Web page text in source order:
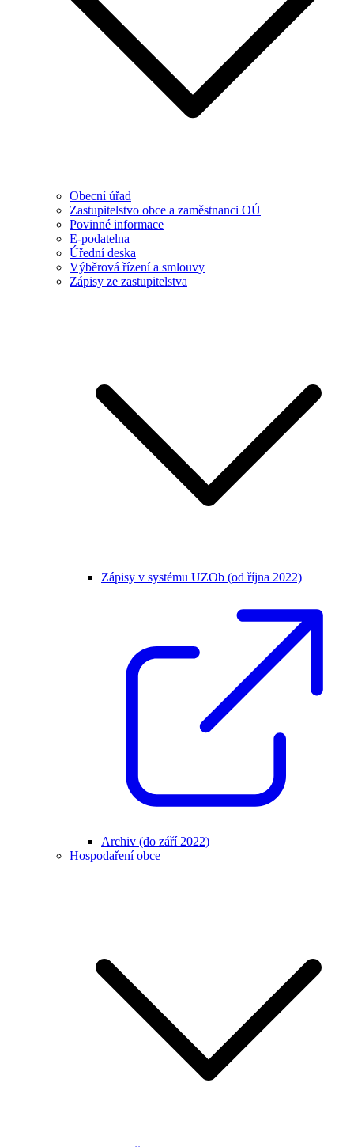
Obecní úřad
Zastupitelstvo obce a zaměstnanci OÚ
Povinné informace
E-podatelna
Úřední deska
Výběrová řízení a smlouvy
Zápisy ze zastupitelstva
Zápisy v systému UZOb (od října 2022)
Archiv (do září 2022)
Hospodaření obce